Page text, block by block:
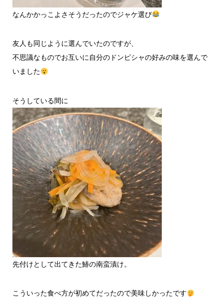
なんかかっこよさそうだったのでジャケ選び
友人も同じように選んでいたのですが、
不思議なものでお互いに自分のドンピシャの好みの味を選んで
いました
そうしている間に
先付けとして出てきた鰆の南蛮漬け。
こういった食べ方が初めてだったので美味しかったです